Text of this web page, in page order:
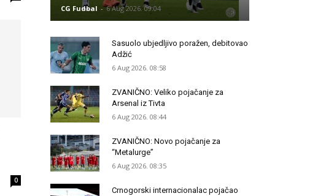
0
CG Fudbal - 6 Aug 2026. 09:04
Sasuolo ubjedljivo poražen, debitovao
Adžić
6 Aug 2026. 08:58
ZVANIČNO: Veliko pojačanje za
Arsenal iz Tivta
6 Aug 2026. 08:44
ZVANIČNO: Novo pojačanje za
“Metalurge”
6 Aug 2026. 08:35
Crnogorski internacionalac pojačao